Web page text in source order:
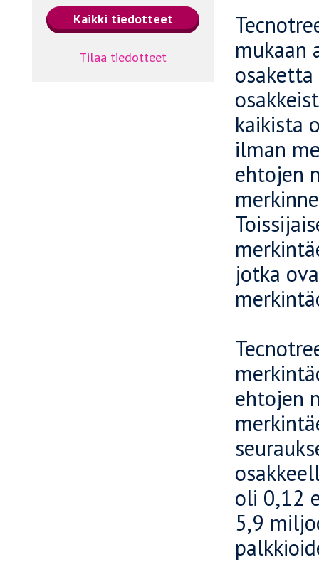
Tilaa tiedotteet
mukaan
kaikista
ilman
ehtojen
jotka
ehtojen
oli 0,12
5,9